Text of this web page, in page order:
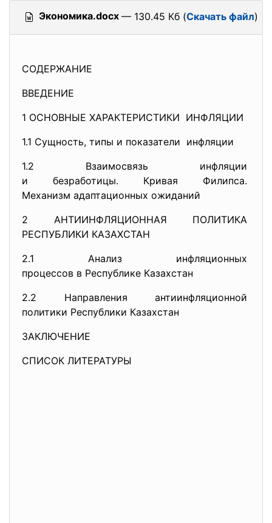
Экономика.docx — 130.45 Кб (Скачать файл)
СОДЕРЖАНИЕ
ВВЕДЕНИЕ
1 ОСНОВНЫЕ ХАРАКТЕРИСТИКИ ИНФЛЯЦИИ
1.1 Сущность, типы и показатели инфляции
1.2 Взаимосвязь инфляции
и безработицы. Кривая Филипса.
Механизм адаптационных ожиданий
2 АНТИИНФЛЯЦИОННАЯ ПОЛИТИКА
РЕСПУБЛИКИ КАЗАХСТАН
2.1 Анализ инфляционных
процессов в Республике Казахстан
2.2 Направления антиинфляционной
политики Республики Казахстан
ЗАКЛЮЧЕНИЕ
СПИСОК ЛИТЕРАТУРЫ